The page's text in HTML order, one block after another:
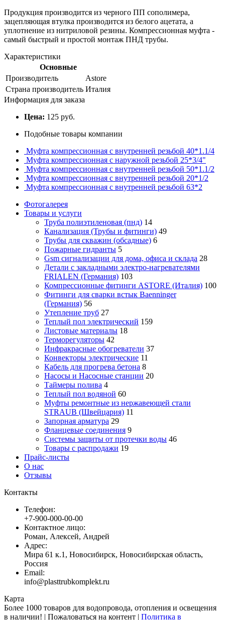
Продукция производится из черного ПП сополимера,
зацепляющая втулка производится из белого ацетата, а
уплотнение из нитриловой резины. Компрессионная муфта -
самый быстрый и простой монтаж ПНД трубы.
Характеристики
Основные
Производитель
Astore
Страна производитель Италия
Информация для заказа
Цена: 125 руб.
Подобные товары компании
Муфта компрессионная с внутренней резьбой 40*1.1/4
Муфта компрессионная с наружной резьбой 25*3/4"
Муфта компрессионная с внутренней резьбой 50*1.1/2
Муфта компрессионная с внутренней резьбой 20*1/2
Муфта компрессионная с внутренней резьбой 63*2
Фотогалерея
Товары и услуги
Труба полиэтиленовая (пнд) 14
Канализация (Трубы и фитинги) 49
Трубы для скважин (обсадные) 6
Пожарные гидранты 5
Gsm сигнализации для дома, офиса и склада 28
Детали с закладными электро-нагревателями
FRIALEN (Германия) 103
Компрессионные фитинги ASTORE (Италия) 100
Фитинги для сварки встык Baenninger
(Германия) 56
Утепление труб 27
Теплый пол электрический 159
Листовые материалы 18
Терморегуляторы 42
Инфракрасные обогреватели 37
Конвекторы электрические 11
Кабель для прогрева бетона 8
Насосы и Насосные станции 20
Таймеры полива 4
Теплый пол водяной 60
Муфты ремонтные из нержавеющей стали
STRAUB (Швейцария) 11
Запорная арматура 29
Фланцевые соединения 9
Системы защиты от протечки воды 46
Товары с распродажи 19
Прайс-листы
О нас
Отзывы
Контакты
Телефон:
+7-900-000-00-00
Контактное лицо:
Роман, Алексей, Андрей
Адрес:
Мира 61 к.1, Новосибирск, Новосибирская область,
Россия
Email:
info@plasttrubkomplekt.ru
Карта
Более 1000 товаров для водопровода, отопления и освещения
в наличии! | Пожаловаться на контент | Политика в